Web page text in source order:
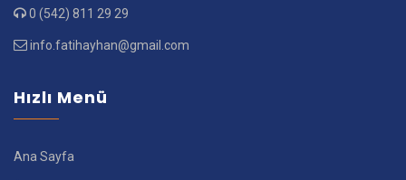
0 (542) 811 29 29
info.fatihayhan@gmail.com
Hızlı Menü
Ana Sayfa